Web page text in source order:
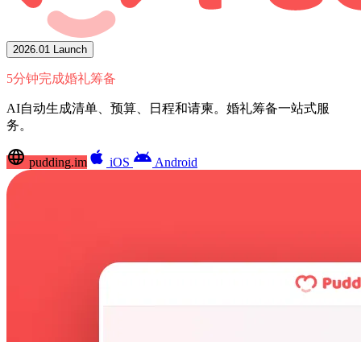
2026.01 Launch
5分钟完成婚礼筹备
AI自动生成清单、预算、日程和请柬。婚礼筹备一站式服
务。
language pudding.im apple iOS android Android